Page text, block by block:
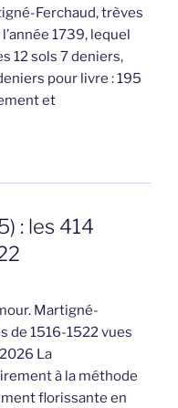
Ferchaud, trèves
1739, lequel
12 sols 7 deniers,
pour livre : 195
et
: les 414
Martigné-
de 1516-1522 vues
La
à la méthode
florissante en